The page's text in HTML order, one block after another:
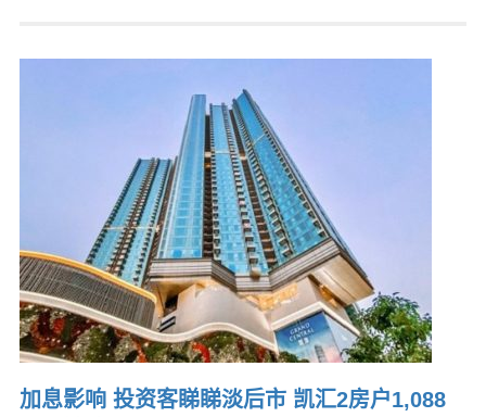
加息影响 投资客睇睇淡后市 凯汇2房户1,088